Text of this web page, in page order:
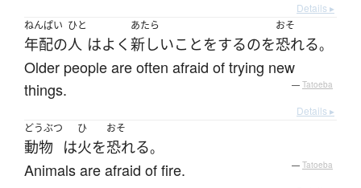
Details ▸
ねんぱい
年配の
ひと
人 はよく
あたら
新しいことをするのを
おそ
恐れる。
Older people are often afraid of trying new
things.
— Tatoeba
Details ▸
どうぶつ
動物 は
ひ
火を
おそ
恐れる。
Animals are afraid of fire. — Tatoeba